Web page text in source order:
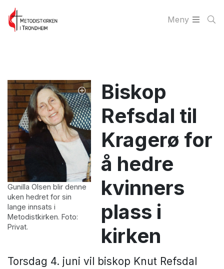
Meny
Gunilla Olsen blir denne
uken hedret for sin
lange innsats i
Metodistkirken. Foto:
Privat.
Biskop
Refsdal til
Kragerø for
å hedre
kvinners
plass i
kirken
Torsdag 4. juni vil biskop Knut Refsdal